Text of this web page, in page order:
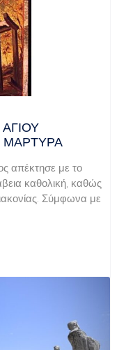
ΜΑΡΤΥΡΑ
απέκτησε με το
καθολική, καθώς
Σύμφωνα με